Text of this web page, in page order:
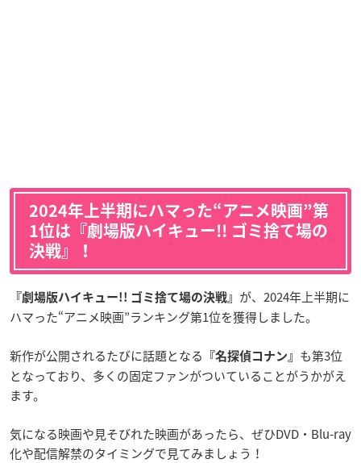
2024年上半期にハマった“アニメ映画”第
1位は『劇場版ハイキュー!! ゴミ捨て場の
決戦』！
『劇場版ハイキュー!! ゴミ捨て場の決戦』 が、2024年上半期に
ハマった“アニメ映画”ランキング第1位を獲得しました。
新作が公開されるたびに話題となる 『名探偵コナン』 も第3位
となっており、多くの固定ファンがついていることがうかがえ
ます。
気になる映画や見そびれた映画があったら、ぜひDVD・Blu-ray
化や配信解禁のタイミングで見てみましょう！